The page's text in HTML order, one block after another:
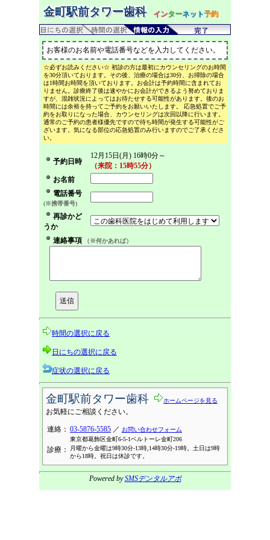
金町駅前タワー歯科 インターネット予約
お客様のお名前や電話番号などを入力してください。
☆必ずお読みください☆ 初診の方は最初にカウンセリングのお時間
を30分頂いております。その後、治療の場合は30分、お掃除の場合
は1時間お時間を頂いております。お会計は予約時間に含まれてお
りません。診療終了後は速やかにお会計ができるよう努めておりま
すが、混雑状況によってはお待たせする可能性があります。後のお
時間には余裕を持ってご予約をお願いいたします。 応急処置でご予
約をお取りになった場合、カウンセリングは次回以降に行います。
通常のご予約の患者様優先ですので待ち時間が発生する可能性がご
ざいます。気になる部位の応急処置のみ行いますのでご了承くださ
い。
予約日時
12月15日(月) 16時0分～
（来院：15時55分）
お名前
電話番号
(※携帯番号)
再診かど
うか
連絡事項
（※何かあれば）
時間の選択に戻る
日にちの選択に戻る
症状の選択に戻る
金町駅前タワー歯科 ホームページを見る
お気軽にご相談ください。
連絡： 03-5876-5585 ／ お問い合わせフォーム
東京都葛飾区金町6-5-1ベルトーレ金町206
診療：
月曜から金曜は9時30分-13時,14時30分-19時。土日は9時
から18時。祝日は休診です。
Powered bySMSデンタルアポ